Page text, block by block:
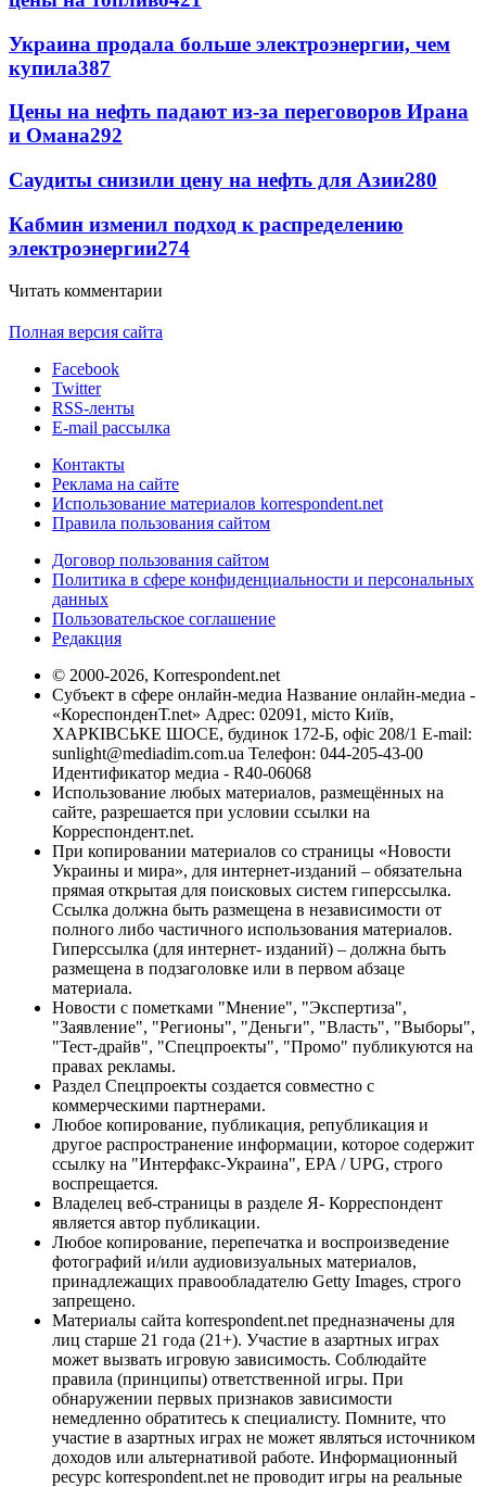
Украина продала больше электроэнергии, чем
купила387
Цены на нефть падают из-за переговоров Ирана
и Омана292
Саудиты снизили цену на нефть для Азии280
Кабмин изменил подход к распределению
электроэнергии274
Читать комментарии
Полная версия сайта
Facebook
Twitter
RSS-ленты
E-mail рассылка
Контакты
Реклама на сайте
Использование материалов korrespondent.net
Правила пользования сайтом
Договор пользования сайтом
Политика в сфере конфиденциальности и персональных
данных
Пользовательское соглашение
Редакция
© 2000-2026, Korrespondent.net
Субъект в сфере онлайн-медиа Название онлайн-медиа -
«КореспонденТ.net» Адрес: 02091, місто Київ,
ХАРКІВСЬКЕ ШОСЕ, будинок 172-Б, офіс 208/1 E-mail:
sunlight@mediadim.com.ua Телефон: 044-205-43-00
Идентификатор медиа - R40-06068
Использование любых материалов, размещённых на
сайте, разрешается при условии ссылки на
Корреспондент.net.
При копировании материалов со страницы «Новости
Украины и мира», для интернет-изданий – обязательна
прямая открытая для поисковых систем гиперссылка.
Ссылка должна быть размещена в независимости от
полного либо частичного использования материалов.
Гиперссылка (для интернет- изданий) – должна быть
размещена в подзаголовке или в первом абзаце
материала.
Новости с пометками "Мнение", "Экспертиза",
"Заявление", "Регионы", "Деньги", "Власть", "Выборы",
"Тест-драйв", "Спецпроекты", "Промо" публикуются на
правах рекламы.
Раздел Спецпроекты создается совместно с
коммерческими партнерами.
Любое копирование, публикация, републикация и
другое распространение информации, которое содержит
ссылку на "Интерфакс-Украина", EPA / UPG, строго
воспрещается.
Владелец веб-страницы в разделе Я- Корреспондент
является автор публикации.
Любое копирование, перепечатка и воспроизведение
фотографий и/или аудиовизуальных материалов,
принадлежащих правообладателю Getty Images, строго
запрещено.
Материалы сайта korrespondent.net предназначены для
лиц старше 21 года (21+). Участие в азартных играх
может вызвать игровую зависимость. Соблюдайте
правила (принципы) ответственной игры. При
обнаружении первых признаков зависимости
немедленно обратитесь к специалисту. Помните, что
участие в азартных играх не может являться источником
доходов или альтернативой работе. Информационный
ресурс korrespondent.net не проводит игры на реальные